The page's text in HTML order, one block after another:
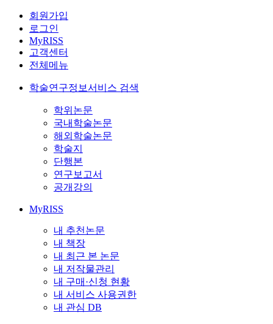
회원가입
로그인
MyRISS
고객센터
전체메뉴
학술연구정보서비스 검색
학위논문
국내학술논문
해외학술논문
학술지
단행본
연구보고서
공개강의
MyRISS
내 추천논문
내 책장
내 최근 본 논문
내 저작물관리
내 구매·신청 현황
내 서비스 사용권한
내 관심 DB